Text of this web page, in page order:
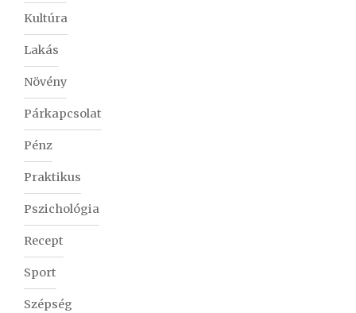
Kultúra
Lakás
Növény
Párkapcsolat
Pénz
Praktikus
Pszichológia
Recept
Sport
Szépség